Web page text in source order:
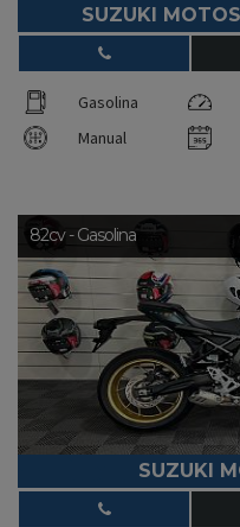
SUZUKI
Gasolina
Manual
82cv - Gasolina
SUZUKI